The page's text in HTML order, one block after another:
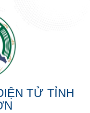
TỬ TỈNH